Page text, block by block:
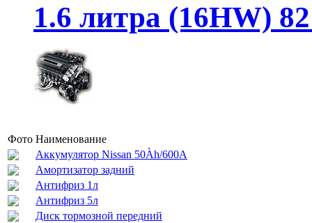
1.6 литра (16HW)
Фото Наименование
Аккумулятор Nissan 50Àh/600A
Амортизатор задний
Антифриз 1л
Антифриз 5л
Диск тормозной передний